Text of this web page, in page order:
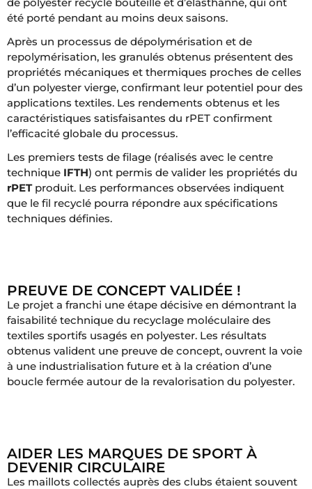
été porté pendant au moins deux saisons.
Après un processus de dépolymérisation et de
repolymérisation, les granulés obtenus présentent des
propriétés mécaniques et thermiques proches de celles
d’un polyester vierge, confirmant leur potentiel pour des
applications textiles. Les rendements obtenus et les
caractéristiques satisfaisantes du rPET confirment
l’efficacité globale du processus.
Les premiers tests de filage (réalisés avec le centre
technique IFTH) ont permis de valider les propriétés du
rPETproduit. Les performances observées indiquent
que le fil recyclé pourra répondre aux spécifications
techniques définies.
PREUVE DE CONCEPT VALIDÉE !
Le projet a franchi une étape décisive en démontrant la
faisabilité technique du recyclage moléculaire des
textiles sportifs usagés en polyester. Les résultats
obtenus valident une preuve de concept, ouvrent la voie
à une industrialisation future et à la création d’une
boucle fermée autour de la revalorisation du polyester.
AIDER LES MARQUES DE SPORT À
DEVENIR CIRCULAIRE
Les maillots collectés auprès des clubs étaient souvent